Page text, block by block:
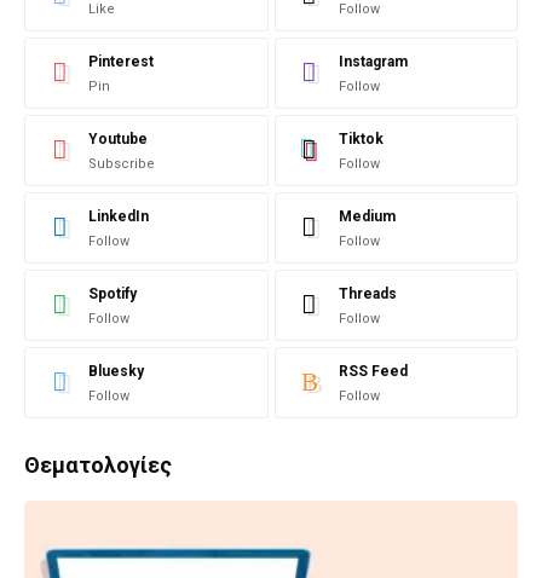
Like Follow
Pinterest
Pin
Instagram
Follow
Youtube
Subscribe
Tiktok
Follow
LinkedIn
Follow
Medium
Follow
Spotify
Follow
Threads
Follow
Bluesky
Follow
RSS Feed
Follow
Θεματολογίες